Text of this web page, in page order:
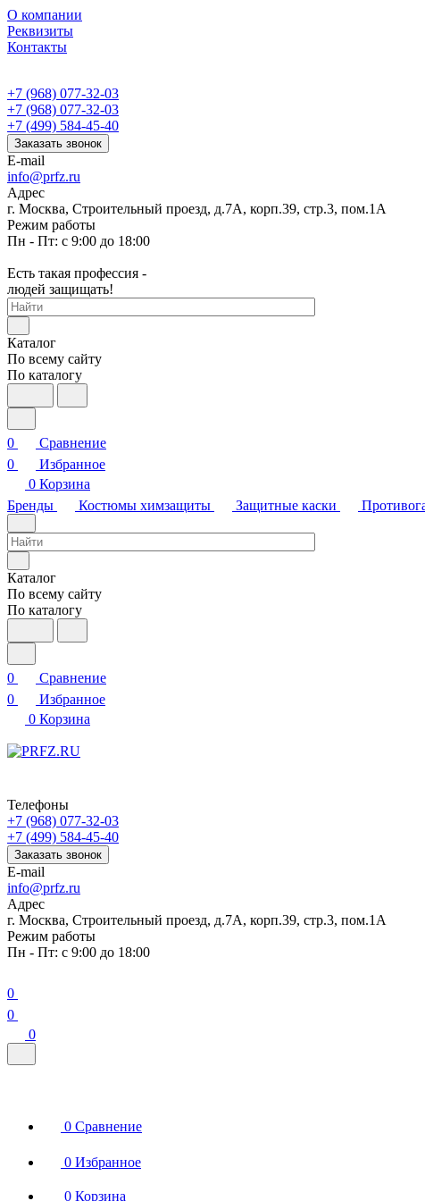
О компании
Реквизиты
Контакты
+7 (968) 077-32-03
+7 (968) 077-32-03
+7 (499) 584-45-40
Заказать звонок
E-mail
info@prfz.ru
Адрес
г. Москва, Строительный проезд, д.7А, корп.39, стр.3, пом.1А
Режим работы
Пн - Пт: с 9:00 до 18:00
Есть такая профессия -
людей защищать!
Каталог
По всему сайту
По каталогу
0
Сравнение
0
Избранное
0 Корзина
Бренды
Костюмы химзащиты Защитные каски
Каталог
По всему сайту
По каталогу
0
Сравнение
0
Избранное
0 Корзина
Телефоны
+7 (968) 077-32-03
+7 (499) 584-45-40
Заказать звонок
E-mail
info@prfz.ru
Адрес
г. Москва, Строительный проезд, д.7А, корп.39, стр.3, пом.1А
Режим работы
Пн - Пт: с 9:00 до 18:00
0
0
0
0 Сравнение
0 Избранное
0 Корзина